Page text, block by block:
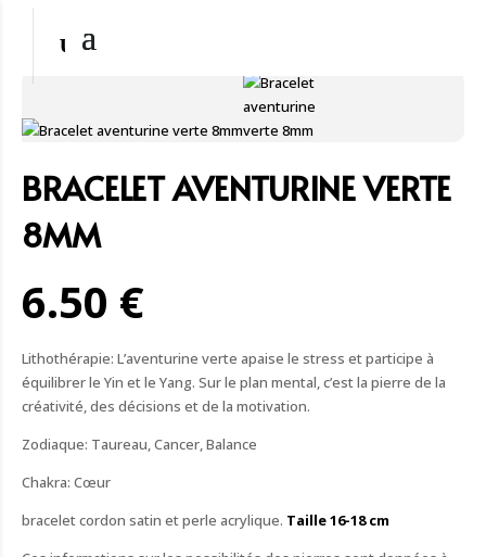
BRACELET AVENTURINE VERTE
8MM
6.50 €
Lithothérapie: L’aventurine verte apaise le stress et participe à
équilibrer le Yin et le Yang. Sur le plan mental, c’est la pierre de la
créativité, des décisions et de la motivation.
Zodiaque: Taureau, Cancer, Balance
Chakra: Cœur
bracelet cordon satin et perle acrylique. Taille 16-18 cm